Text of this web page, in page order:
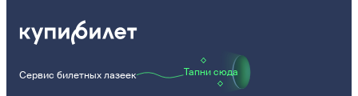
Сервис билетных лазеек Тапни сюда